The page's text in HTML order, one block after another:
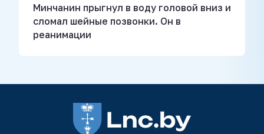
Минчанин прыгнул в воду головой вниз и
сломал шейные позвонки. Он в
реанимации